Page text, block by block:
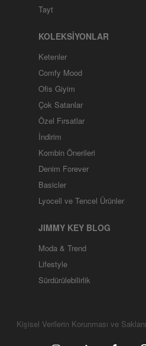
Tayt
KOLEKSİYONLAR
Ketenler
Comfy Mood
Ofis Giyim
Çok Satanlar
Özel Fırsatlar
İndirim
Kombin Önerileri
Denim Forever
Basicler
Lyocell ve Tencel Ürünler
JIMMY KEY BLOG
Moda & Trend
Lifestyle
Sürdürülebilirlik
Kişisel Verilerin Korunması ve